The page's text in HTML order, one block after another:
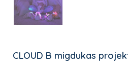
CLOUD B migdukas